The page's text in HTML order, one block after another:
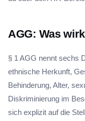
AGG: Was
§ 1 AGG nennt sechs
ethnische Herkunft,
Behinderung, Alter,
Diskriminierung im
sich explizit auf die